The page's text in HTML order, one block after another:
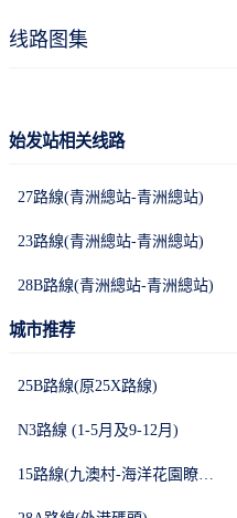
线路图集
始发站相关线路
27路線(青洲總站-青洲總站)
23路線(青洲總站-青洲總站)
28B路線(青洲總站-青洲總站)
城市推荐
25B路線(原25X路線)
N3路線 (1-5月及9-12月)
15路線(九澳村-海洋花園瞭望台)